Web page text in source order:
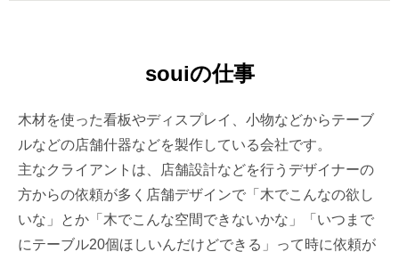
souiの仕事
木材を使った看板やディスプレイ、小物などからテーブ
ルなどの店舗什器などを製作している会社です。
主なクライアントは、店舗設計などを行うデザイナーの
方からの依頼が多く店舗デザインで「木でこんなの欲し
いな」とか「木でこんな空間できないかな」「いつまで
にテーブル20個ほしいんだけどできる」って時に依頼が